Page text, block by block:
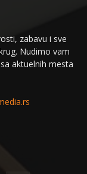
zabavu i sve
Nudimo vam
aktuelnih mesta